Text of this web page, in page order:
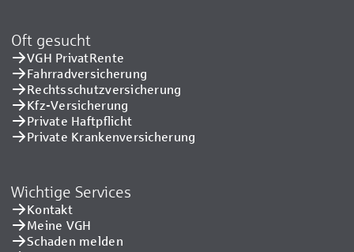
Oft gesucht
VGH PrivatRente
Fahrradversicherung
Rechtsschutzversicherung
Kfz-Versicherung
Private Haftpflicht
Private Kranken­versicherung
Wichtige Services
Kontakt
Meine VGH
Schaden melden